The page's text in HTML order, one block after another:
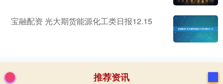
宝融配资 光大期货能源化工类日报12.15
推荐资讯